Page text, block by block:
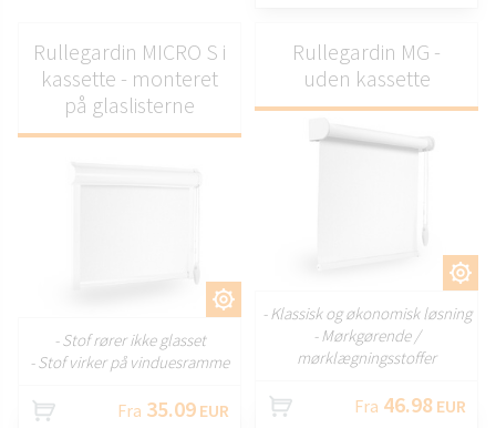
Rullegardin MICRO S i
kassette - monteret
på glaslisterne
- Stof rører ikke glasset
- Stof virker på vinduesramme
Fra 35.09 EUR
Rullegardin MG -
uden kassette
- Klassisk og økonomisk løsning
- Mørkgørende /
mørklægningsstoffer
Fra 46.98 EUR